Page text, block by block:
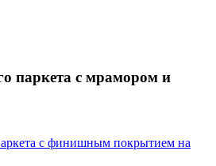
паркета с мрамором и